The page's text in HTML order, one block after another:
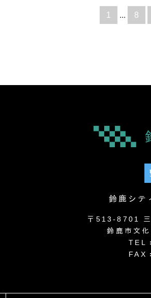
1 ... 8
鈴鹿シテ
〒513-8701 三
鈴鹿市文
TEL
FAX